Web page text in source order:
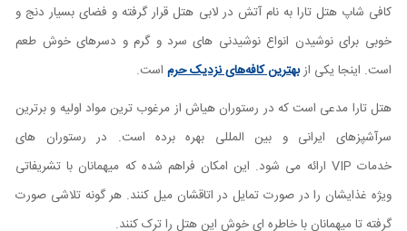
کافی شاپ هتل تارا به نام آتش در لابی هتل قرار گرفته و فضای بسیار دنج و
خوبی برای نوشیدن انواع نوشیدنی های سرد و گرم و دسرهای خوش طعم
است. اینجا یکی ازبهترین کافه‌های نزدیک حرم است.
هتل تارا مدعی است که در رستوران هیاش از مرغوب ترین مواد اولیه و برترین
سرآشپزهای ایرانی و بین المللی بهره برده است. در رستوران های
خدمات VIP ارائه می شود. این امکان فراهم شده که میهمانان با تشریفاتی
ویژه غذایشان را در صورت تمایل در اتاقشان میل کنند. هر گونه تلاشی صورت
گرفته تا میهمانان با خاطره ای خوش این هتل را ترک کنند.